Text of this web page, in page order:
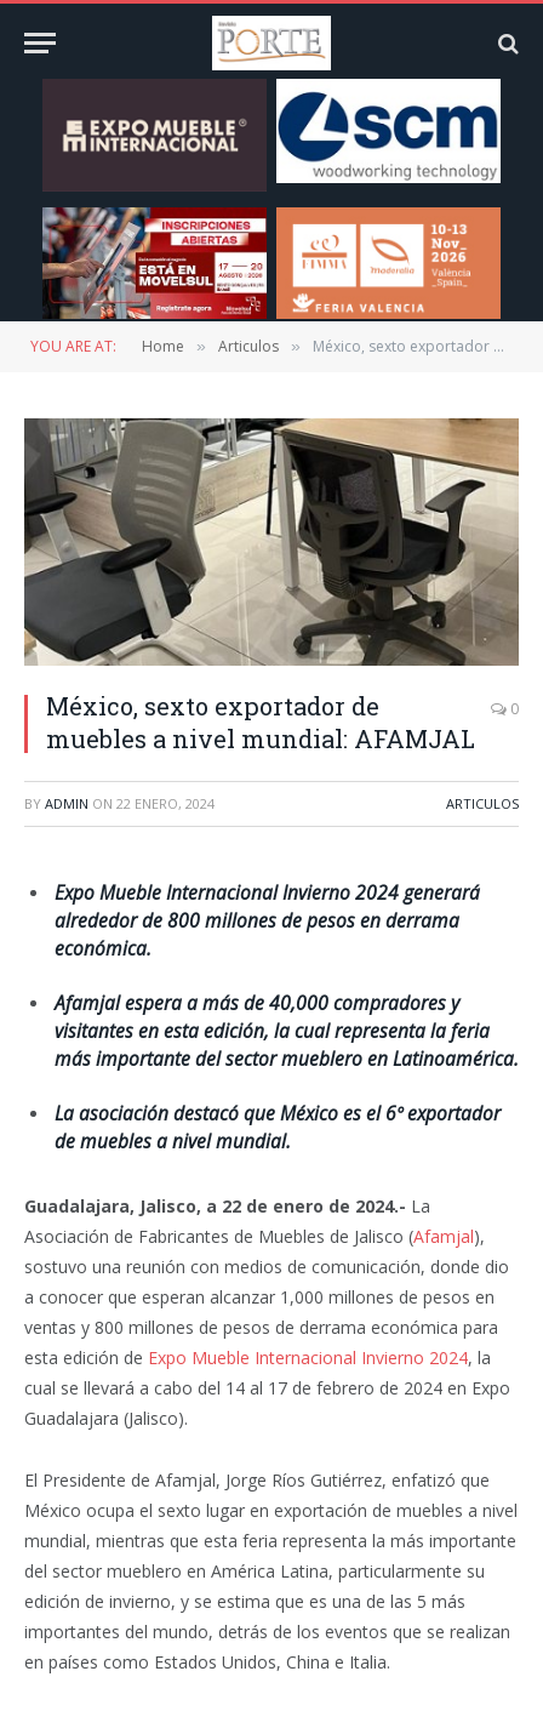
YOU ARE AT: Home » Articulos » México, sexto exportador de muebles a nivel mundial: AFAMJAL
México, sexto exportador de
muebles a nivel mundial: AFAMJAL
0
BY ADMIN ON 22 ENERO, 2024 ARTICULOS
Expo Mueble Internacional Invierno 2024 generará
alrededor de 800 millones de pesos en derrama
económica.
Afamjal espera a más de 40,000 compradores y
visitantes en esta edición, la cual representa la feria
más importante del sector mueblero en Latinoamérica.
La asociación destacó que México es el 6º exportador
de muebles a nivel mundial.
Guadalajara, Jalisco, a 22 de enero de 2024.- La
Asociación de Fabricantes de Muebles de Jalisco (Afamjal),
sostuvo una reunión con medios de comunicación, donde dio
a conocer que esperan alcanzar 1,000 millones de pesos en
ventas y 800 millones de pesos de derrama económica para
esta edición de Expo Mueble Internacional Invierno 2024, la
cual se llevará a cabo del 14 al 17 de febrero de 2024 en Expo
Guadalajara (Jalisco).
El Presidente de Afamjal, Jorge Ríos Gutiérrez, enfatizó que
México ocupa el sexto lugar en exportación de muebles a nivel
mundial, mientras que esta feria representa la más importante
del sector mueblero en América Latina, particularmente su
edición de invierno, y se estima que es una de las 5 más
importantes del mundo, detrás de los eventos que se realizan
en países como Estados Unidos, China e Italia.